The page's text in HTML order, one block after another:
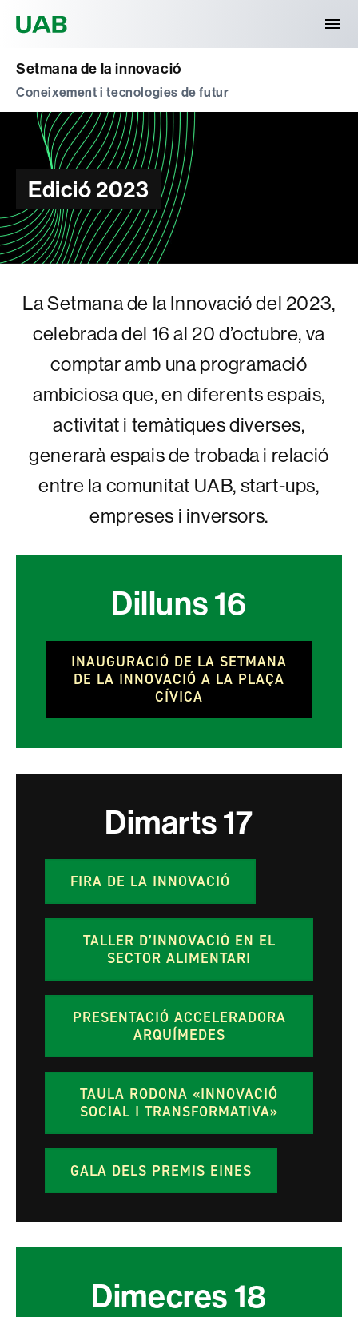
Setmana de la innovació
Coneixement i tecnologies de futur
Edició 2023
La Setmana de la Innovació del 2023,
celebrada del 16 al 20 d’octubre, va
comptar amb una programació
ambiciosa que, en diferents espais,
activitat i temàtiques diverses,
generarà espais de trobada i relació
entre la comunitat UAB, start-ups,
empreses i inversors.
Dilluns16
INAUGURACIÓ DE LA SETMANA
DE LA INNOVACIÓ A LA PLAÇA
CÍVICA
Dimarts17
FIRA DE LA INNOVACIÓ
TALLER D’INNOVACIÓ EN EL
SECTOR ALIMENTARI
PRESENTACIÓ ACCELERADORA
ARQUÍMEDES
TAULA RODONA «INNOVACIÓ
SOCIAL I TRANSFORMATIVA»
GALA DELS PREMIS EINES
Dimecres18